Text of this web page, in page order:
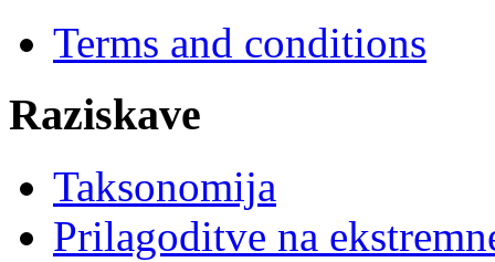
Terms and conditions
Raziskave
Taksonomija
Prilagoditve na